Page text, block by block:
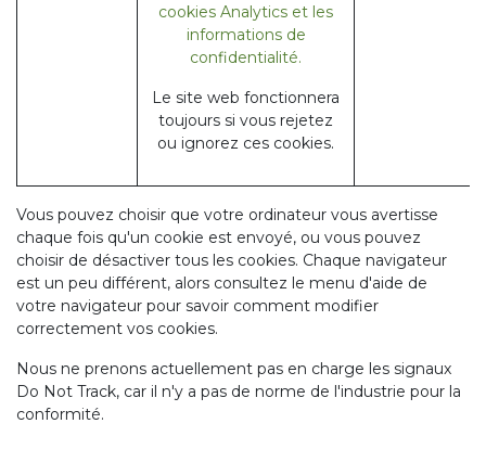
cookies Analytics et les
informations de
confidentialité.
Le site web fonctionnera
toujours si vous rejetez
ou ignorez ces cookies.
Vous pouvez choisir que votre ordinateur vous avertisse
chaque fois qu'un cookie est envoyé, ou vous pouvez
choisir de désactiver tous les cookies. Chaque navigateur
est un peu différent, alors consultez le menu d'aide de
votre navigateur pour savoir comment modifier
correctement vos cookies.
Nous ne prenons actuellement pas en charge les signaux
Do Not Track, car il n'y a pas de norme de l'industrie pour la
conformité.